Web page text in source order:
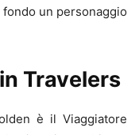
un personaggio
Travelers
è il Viaggiatore